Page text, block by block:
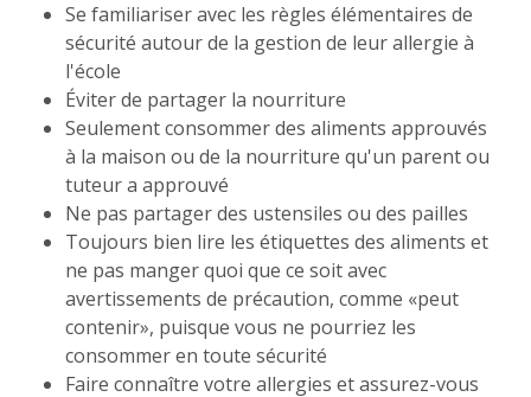
Se familiariser avec les règles élémentaires de
sécurité autour de la gestion de leur allergie à
l'école
Éviter de partager la nourriture
Seulement consommer des aliments approuvés
à la maison ou de la nourriture qu'un parent ou
tuteur a approuvé
Ne pas partager des ustensiles ou des pailles
Toujours bien lire les étiquettes des aliments et
ne pas manger quoi que ce soit avec
avertissements de précaution, comme «peut
contenir», puisque vous ne pourriez les
consommer en toute sécurité
Faire connaître votre allergies et assurez-vous